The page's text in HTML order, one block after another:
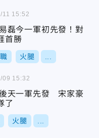
磊今一軍初先發！對
首勝
火腿
11 15:52
天一軍先發 宋家豪
了
火腿
09 15:32